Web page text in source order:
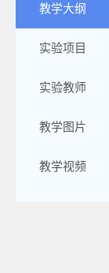
教学大纲
实验项目
实验教师
教学图片
教学视频